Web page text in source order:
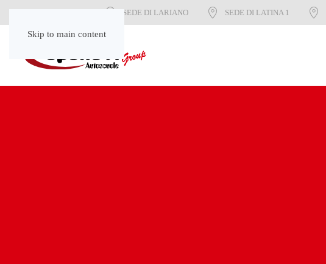
Skip to main content
SEDE DI LARIANO SEDE DI LATINA 1